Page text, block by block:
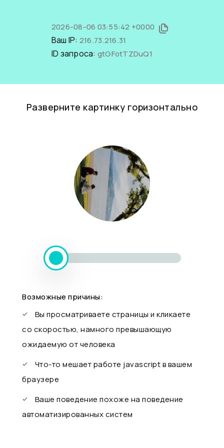
2026-08-06 03:55:42 +0000
Ваш IP: 216.73.216.31
ID запроса: gtGFotTZDuQ1
Разверните картинку горизонтально
Возможные причины:
Вы просматриваете страницы и кликаете
со скоростью, намного превышающую
ожидаемую от человека
Что-то мешает работе javascript в вашем
браузере
Ваше поведение похоже на поведение
автоматизированных систем